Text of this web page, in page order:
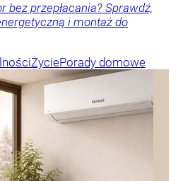
przepłacania? Sprawdź,
i montaż do
ŻyciePorady domowe